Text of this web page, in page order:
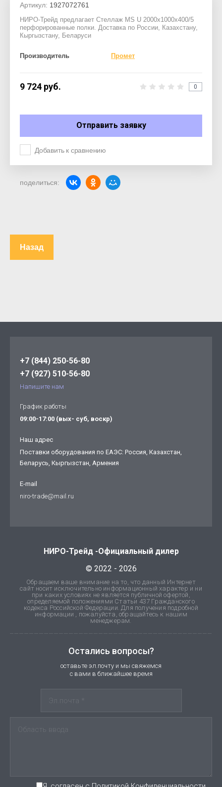
Артикул: 1927072761
НИРО-Трейд предлагает Стеллаж MS U 2000x1000x400/5
перфорированные полки. Доставка по России, Казахстану,
Кыргызстану, Беларуси
Производитель Промет
9 724 руб. 0
Отправить заявку
Добавить к сравнению
поделиться:
Назад
+7 (844) 250-56-80
+7 (927) 510-56-80
Напишите нам
График работы
09:00-17:00 (вых- суб, воскр)
Наш адрес
Поставки оборудования по ЕАЭС: Россия, Казахстан,
Беларусь, Кыргызстан, Армения
E-mail
niro-trade@mail.ru
НИРО-Трейд -Официальный дилер
© 2022 - 2026
Обращаем ваше внимание на то, что данный Интернет
сайт носит исключительно информационный характер и ни
при каких условиях не является публичной офертой,
определяемой положениями Статьи 437 Гражданского
кодекса Российской Федерации. Для получения подробной
информации , пожалуйста, обращайтесь к нашим
менеджерам.
Остались вопросы?
оставьте эл.почту и мы свяжемся
с вами в ближайшее время